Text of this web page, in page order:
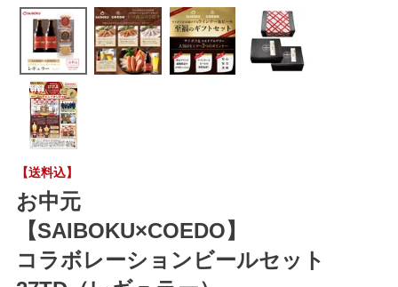
【送料込】
お中元
【SAIBOKU×COEDO】
コラボレーションビールセット